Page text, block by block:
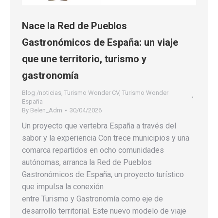
Nace la Red de Pueblos
Gastronómicos de España: un viaje
que une territorio, turismo y
gastronomía
Blog /noticias, Turismo Wonder CV, Turismo Wonder
España
By Belen_Adm 30/04/2026
Un proyecto que vertebra España a través del
sabor y la experiencia Con trece municipios y una
comarca repartidos en ocho comunidades
autónomas, arranca la Red de Pueblos
Gastronómicos de España, un proyecto turístico
que impulsa la conexión
entre Turismo y Gastronomía como eje de
desarrollo territorial. Este nuevo modelo de viaje